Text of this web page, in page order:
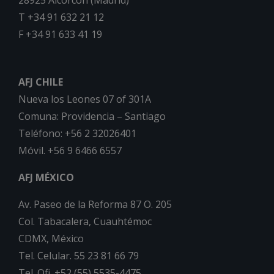
T +34 91 632 21 12
F +34 91 633 41 19
AFJ CHILE
Nueva los Leones 07 of 301A
Comuna: Providencia – Santiago
Teléfono: +56 2 32026401
Móvil. +56 9 6466 6557
AFJ MÉXICO
Av. Paseo de la Reforma 87 O. 205
Col. Tabacalera, Cuauhtémoc
CDMX, México
Tel. Celular. 55 23 81 66 79